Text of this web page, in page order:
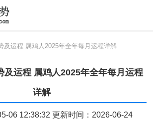
及运程 属鸡人2025年全年每月运程详解
及运程 属鸡人2025年全年每月运程
详解
06 12:38:32 更新时间：2026-06-24